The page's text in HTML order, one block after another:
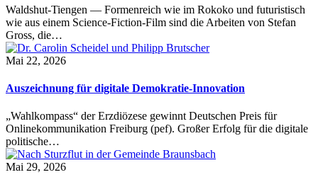
Waldshut-Tiengen — Formenreich wie im Rokoko und futuristisch
wie aus einem Science-Fiction-Film sind die Arbeiten von Stefan
Gross, die…
Mai 22, 2026
Auszeichnung für digitale Demokratie-Innovation
„Wahlkompass“ der Erzdiözese gewinnt Deutschen Preis für
Onlinekommunikation Freiburg (pef). Großer Erfolg für die digitale
politische…
Mai 29, 2026